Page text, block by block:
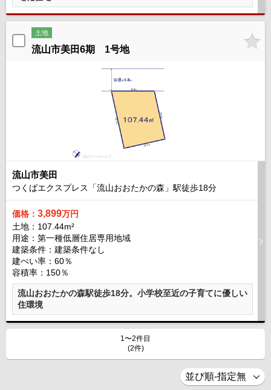
土地
流山市美田6期 1号地
流山市美田
つくばエクスプレス「流山おおたかの森」駅徒歩18分
価格： 3,899万円
土地：107.44m²
用途：第一種低層住居専用地域
建築条件： 建築条件なし
建ぺい率：60％
容積率：150％
流山おおたかの森駅徒歩18分。小学校至近の子育てに優しい
住環境
1〜2件目
(2件)